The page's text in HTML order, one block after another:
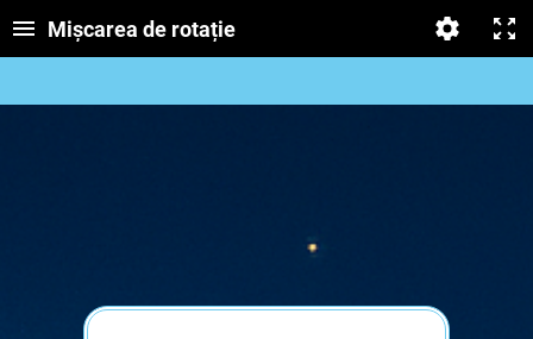
Mișcarea de rotație